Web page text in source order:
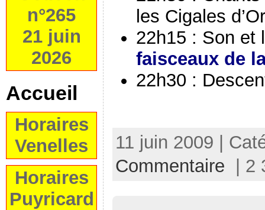
n°265
21 juin
2026
Accueil
Horaires
Venelles
Horaires
Puyricard
les Cigales d’Or
22h15 : Son et
faisceaux de
22h30 :
11 juin 2009 |
Commentaire | 2